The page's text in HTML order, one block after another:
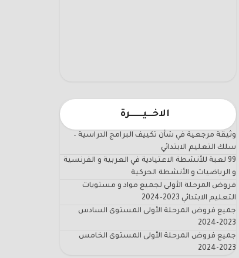
الاخـــيـــــــرة
وثيقة مرجعية في شأن تكييف البرامج الدراسية –
سلك التعليم الابتدائي
99 لعبة للأنشطة الاعتيادية في العربية و الفرنسية
و الرياضيات و الأنشطة الحركية
فروض المرحلة الأولى لجميع مواد و مستويات
التعليم الابتدائي 2023-2024
جميع فروض المرحلة الأولى المستوى السادس
2023-2024
جميع فروض المرحلة الأولى المستوى الخامس
2023-2024